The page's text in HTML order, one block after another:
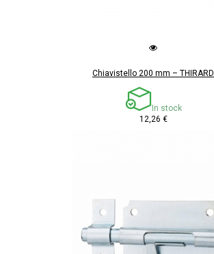
Chiavistello 200 mm – THIRARD
In stock
12,26 €